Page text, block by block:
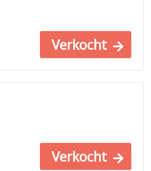
Verkocht
Verkocht